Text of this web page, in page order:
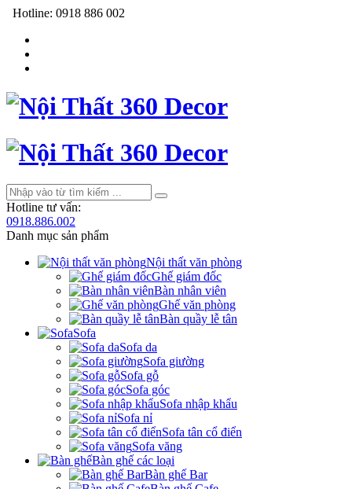
Hotline: 0918 886 002
Hotline tư vấn:
0918.886.002
Danh mục sản phẩm
Nội thất văn phòng
Ghế giám đốc
Bàn nhân viên
Ghế văn phòng
Bàn quầy lễ tân
Sofa
Sofa da
Sofa giường
Sofa gỗ
Sofa góc
Sofa nhập khẩu
Sofa nỉ
Sofa tân cổ điển
Sofa văng
Bàn ghế các loại
Bàn ghế Bar